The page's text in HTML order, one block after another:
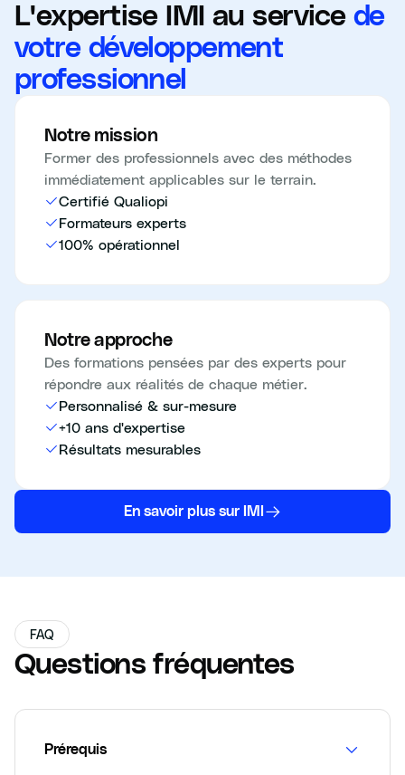
L'expertise IMI au service de
votre développement
professionnel
Notre mission
Former des professionnels avec des méthodes
immédiatement applicables sur le terrain.
Certifié Qualiopi
Formateurs experts
100% opérationnel
Notre approche
Des formations pensées par des experts pour
répondre aux réalités de chaque métier.
Personnalisé & sur-mesure
+10 ans d'expertise
Résultats mesurables
En savoir plus sur IMI
FAQ
Questions fréquentes
Prérequis